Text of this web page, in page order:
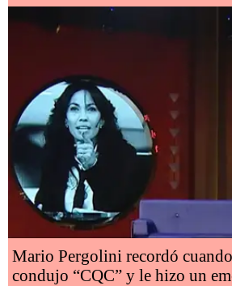
Mario Pergolini recordó
condujo “CQC” y le hizo un